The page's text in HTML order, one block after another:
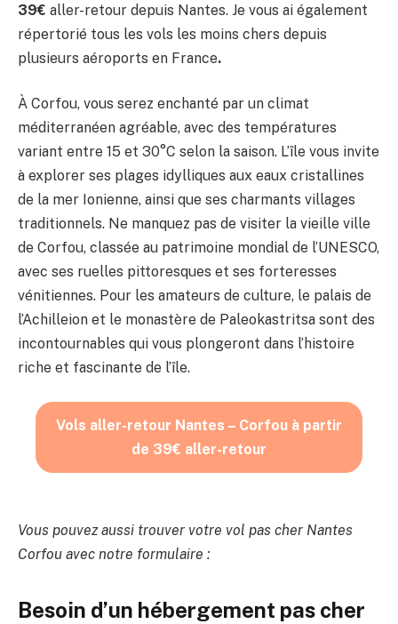
39€ aller-retour depuis Nantes. Je vous ai également
répertorié tous les vols les moins chers depuis
plusieurs aéroports en France.
À Corfou, vous serez enchanté par un climat
méditerranéen agréable, avec des températures
variant entre 15 et 30°C selon la saison. L’île vous invite
à explorer ses plages idylliques aux eaux cristallines
de la mer Ionienne, ainsi que ses charmants villages
traditionnels. Ne manquez pas de visiter la vieille ville
de Corfou, classée au patrimoine mondial de l’UNESCO,
avec ses ruelles pittoresques et ses forteresses
vénitiennes. Pour les amateurs de culture, le palais de
l’Achilleion et le monastère de Paleokastritsa sont des
incontournables qui vous plongeront dans l’histoire
riche et fascinante de l’île.
Vols aller-retour Nantes – Corfou à partir
de 39€ aller-retour
Vous pouvez aussi trouver votre vol pas cher Nantes
Corfou avec notre formulaire :
Besoin d’un hébergement pas cher